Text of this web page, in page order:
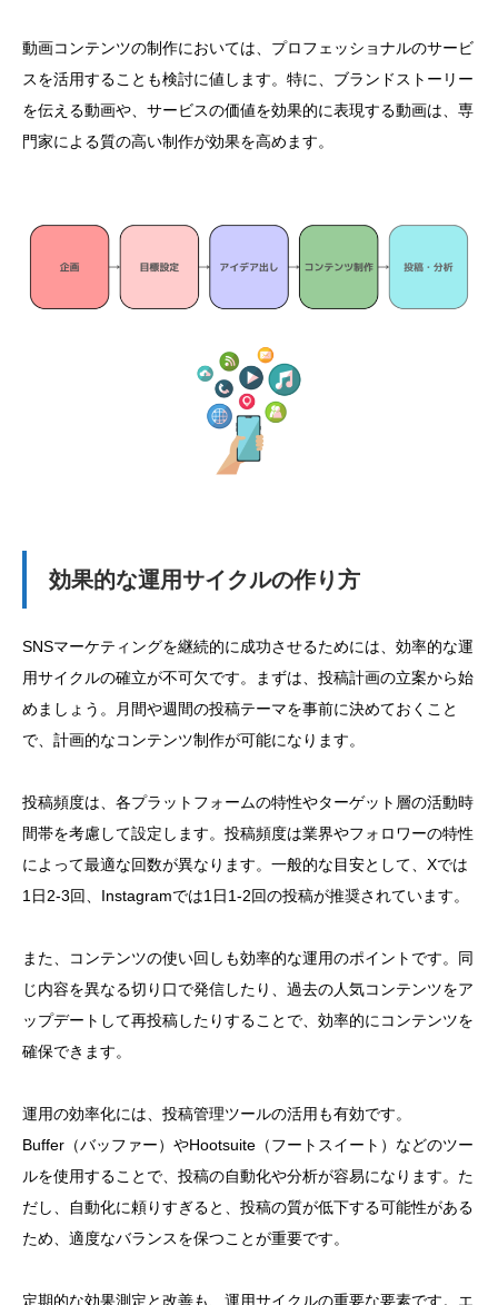
動画コンテンツの制作においては、プロフェッショナルのサービ
スを活用することも検討に値します。特に、ブランドストーリー
を伝える動画や、サービスの価値を効果的に表現する動画は、専
門家による質の高い制作が効果を高めます。
効果的な運用サイクルの作り方
SNSマーケティングを継続的に成功させるためには、効率的な運
用サイクルの確立が不可欠です。まずは、投稿計画の立案から始
めましょう。月間や週間の投稿テーマを事前に決めておくこと
で、計画的なコンテンツ制作が可能になります。
投稿頻度は、各プラットフォームの特性やターゲット層の活動時
間帯を考慮して設定します。投稿頻度は業界やフォロワーの特性
によって最適な回数が異なります。一般的な目安として、Xでは
1日2-3回、Instagramでは1日1-2回の投稿が推奨されています。
また、コンテンツの使い回しも効率的な運用のポイントです。同
じ内容を異なる切り口で発信したり、過去の人気コンテンツをア
ップデートして再投稿したりすることで、効率的にコンテンツを
確保できます。
運用の効率化には、投稿管理ツールの活用も有効です。
Buffer（バッファー）やHootsuite（フートスイート）などのツー
ルを使用することで、投稿の自動化や分析が容易になります。た
だし、自動化に頼りすぎると、投稿の質が低下する可能性がある
ため、適度なバランスを保つことが重要です。
定期的な効果測定と改善も、運用サイクルの重要な要素です。エ